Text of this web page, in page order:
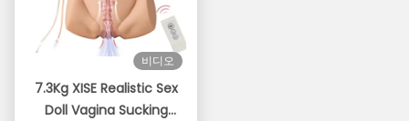
비디오
7.3Kg XISE Realistic Sex
Doll Vagina Sucking